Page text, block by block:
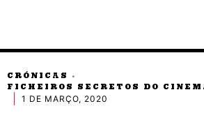
CRÓNICAS
·
FICHEIROS SECRETOS DO
1 DE MARÇO, 2020